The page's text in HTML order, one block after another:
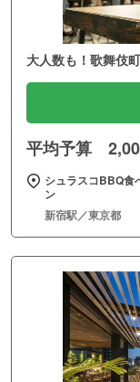
大人数も！歌舞伎
平均予算
シュラスコBBQ食
ン
新宿駅／東京都